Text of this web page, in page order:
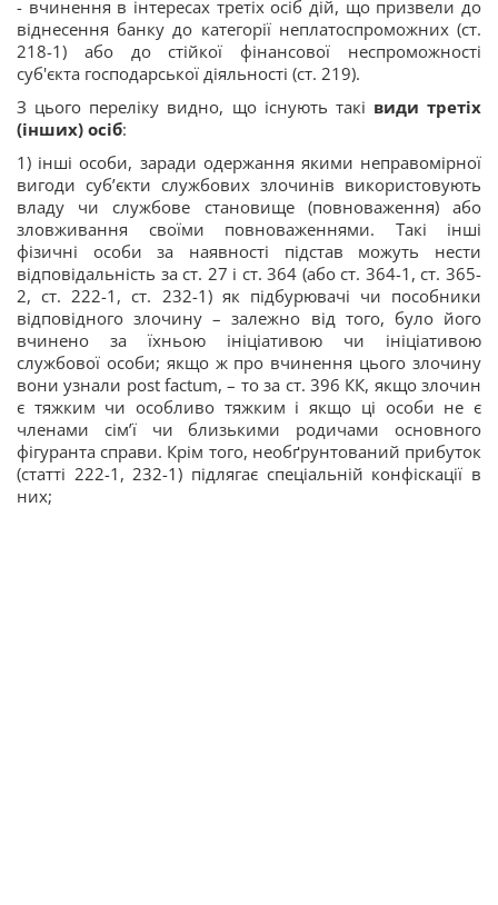
- вчинення в інтересах третіх осіб дій, що призвели до
віднесення банку до категорії неплатоспроможних (ст.
218-1) або до стійкої фінансової неспроможності
суб'єкта господарської діяльності (ст. 219).
З цього переліку видно, що існують такі види третіх
(інших) осіб:
1) інші особи, заради одержання якими неправомірної
вигоди суб’єкти службових злочинів використовують
владу чи службове становище (повноваження) або
зловживання своїми повноваженнями. Такі інші
фізичні особи за наявності підстав можуть нести
відповідальність за ст. 27 і ст. 364 (або ст. 364-1, ст. 365-
2, ст. 222-1, ст. 232-1) як підбурювачі чи пособники
відповідного злочину – залежно від того, було його
вчинено за їхньою ініціативою чи ініціативою
службової особи; якщо ж про вчинення цього злочину
вони узнали post factum, – то за ст. 396 КК, якщо злочин
є тяжким чи особливо тяжким і якщо ці особи не є
членами сім’ї чи близькими родичами основного
фігуранта справи. Крім того, необґрунтований прибуток
(статті 222-1, 232-1) підлягає спеціальній конфіскації в
них;